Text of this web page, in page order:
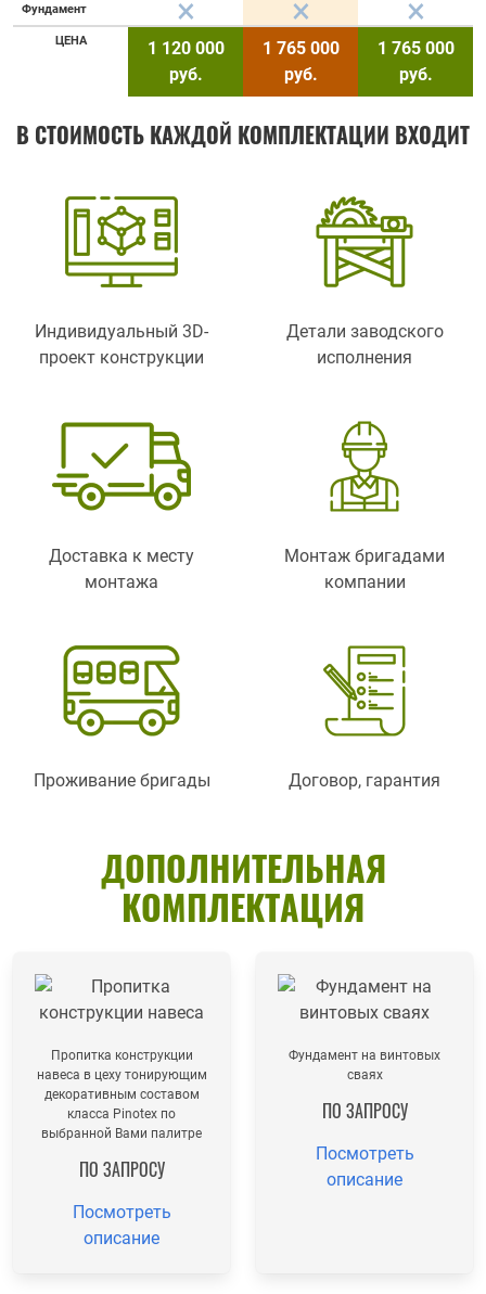
Фундамент
ЦЕНА
1 120 000
руб.
1 765 000
руб.
1 765 000
руб.
В СТОИМОСТЬ КАЖДОЙ КОМПЛЕКТАЦИИ ВХОДИТ
Индивидуальный 3D-
проект конструкции
Детали заводского
исполнения
Доставка к месту
монтажа
Монтаж бригадами
компании
Проживание бригады Договор, гарантия
ДОПОЛНИТЕЛЬНАЯ
КОМПЛЕКТАЦИЯ
Пропитка конструкции
навеса в цеху тонирующим
декоративным составом
класса Pinotex по
выбранной Вами палитре
ПО ЗАПРОСУ
Посмотреть
описание
Фундамент на винтовых
сваях
ПО ЗАПРОСУ
Посмотреть
описание